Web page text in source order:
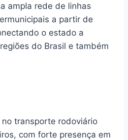
ampla rede de linhas
a partir de
o estado a
do Brasil e também
transporte rodoviário
com forte presença em